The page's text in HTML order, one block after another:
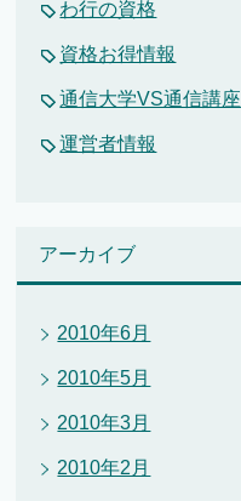
わ行の資格
資格お得情報
通信大学VS通信講座
運営者情報
アーカイブ
2010年6月
2010年5月
2010年3月
2010年2月